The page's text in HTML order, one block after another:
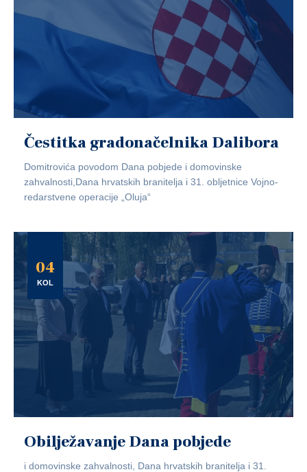
Čestitka gradonačelnika Dalibora
Domitrovića povodom Dana pobjede i domovinske
zahvalnosti,Dana hrvatskih branitelja i 31. obljetnice Vojno-
redarstvene operacije „Oluja“
04
KOL
Obilježavanje Dana pobjede
i domovinske zahvalnosti, Dana hrvatskih branitelja i 31.